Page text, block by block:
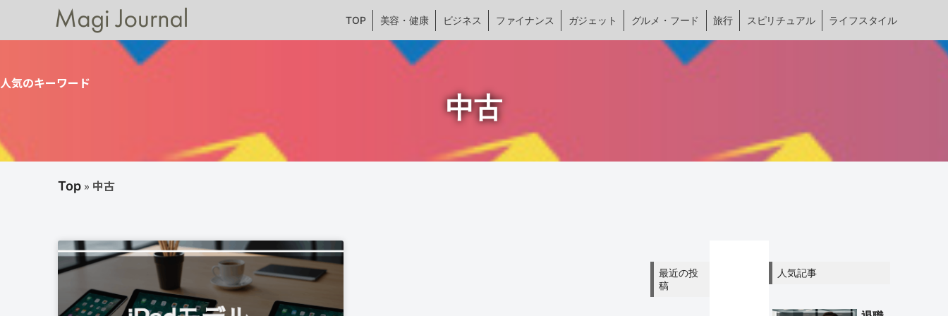
TOP 美容・健康 ビジネス ファイナンス ガジェット グルメ・フード 旅行 スピリチュアル ライフスタイル
人気のキーワード
中古
Top » 中古
最近の投
稿
人気記事